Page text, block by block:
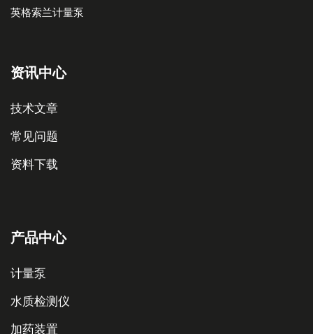
英格索兰计量泵
资讯中心
技术文章
常见问题
资料下载
产品中心
计量泵
水质检测仪
加药装置